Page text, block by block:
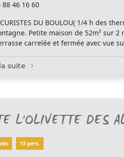
88 46 16 60
DU BOULOU( 1/4 h des
Petite maison de 52m² sur
carrelée et fermée avec vue
suite
L'OLIVETTE DES
13 pers.